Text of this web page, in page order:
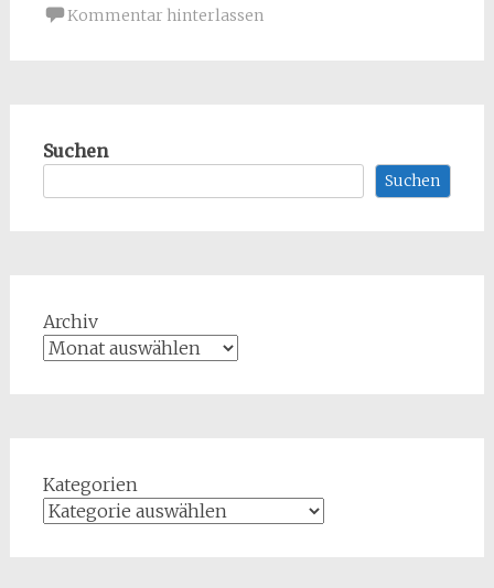
Kommentar hinterlassen
Suchen
Suchen
Archiv
Kategorien